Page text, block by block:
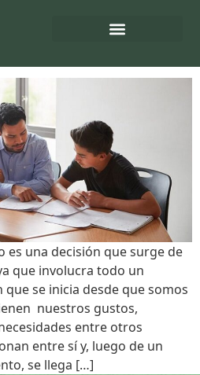
en la
es una decisión que surge de
que involucra todo un
se inicia desde que somos
nuestros gustos,
entre otros
entre sí y, luego de un
se llega […]